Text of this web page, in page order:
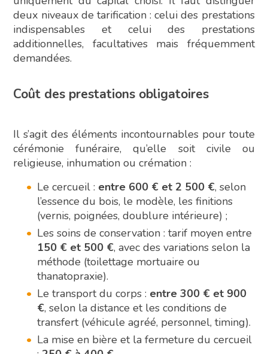
deux niveaux de tarification : celui des prestations
indispensables et celui des prestations
additionnelles, facultatives mais fréquemment
demandées.
Coût des prestations obligatoires
Il s’agit des éléments incontournables pour toute
cérémonie funéraire, qu’elle soit civile ou
religieuse, inhumation ou crémation :
Le cercueil : entre 600 € et 2 500 €, selon
l’essence du bois, le modèle, les finitions
(vernis, poignées, doublure intérieure) ;
Les soins de conservation : tarif moyen entre
150 € et 500 €, avec des variations selon la
méthode (toilettage mortuaire ou
thanatopraxie).
Le transport du corps : entre 300 € et 900
€, selon la distance et les conditions de
transfert (véhicule agréé, personnel, timing).
La mise en bière et la fermeture du cercueil